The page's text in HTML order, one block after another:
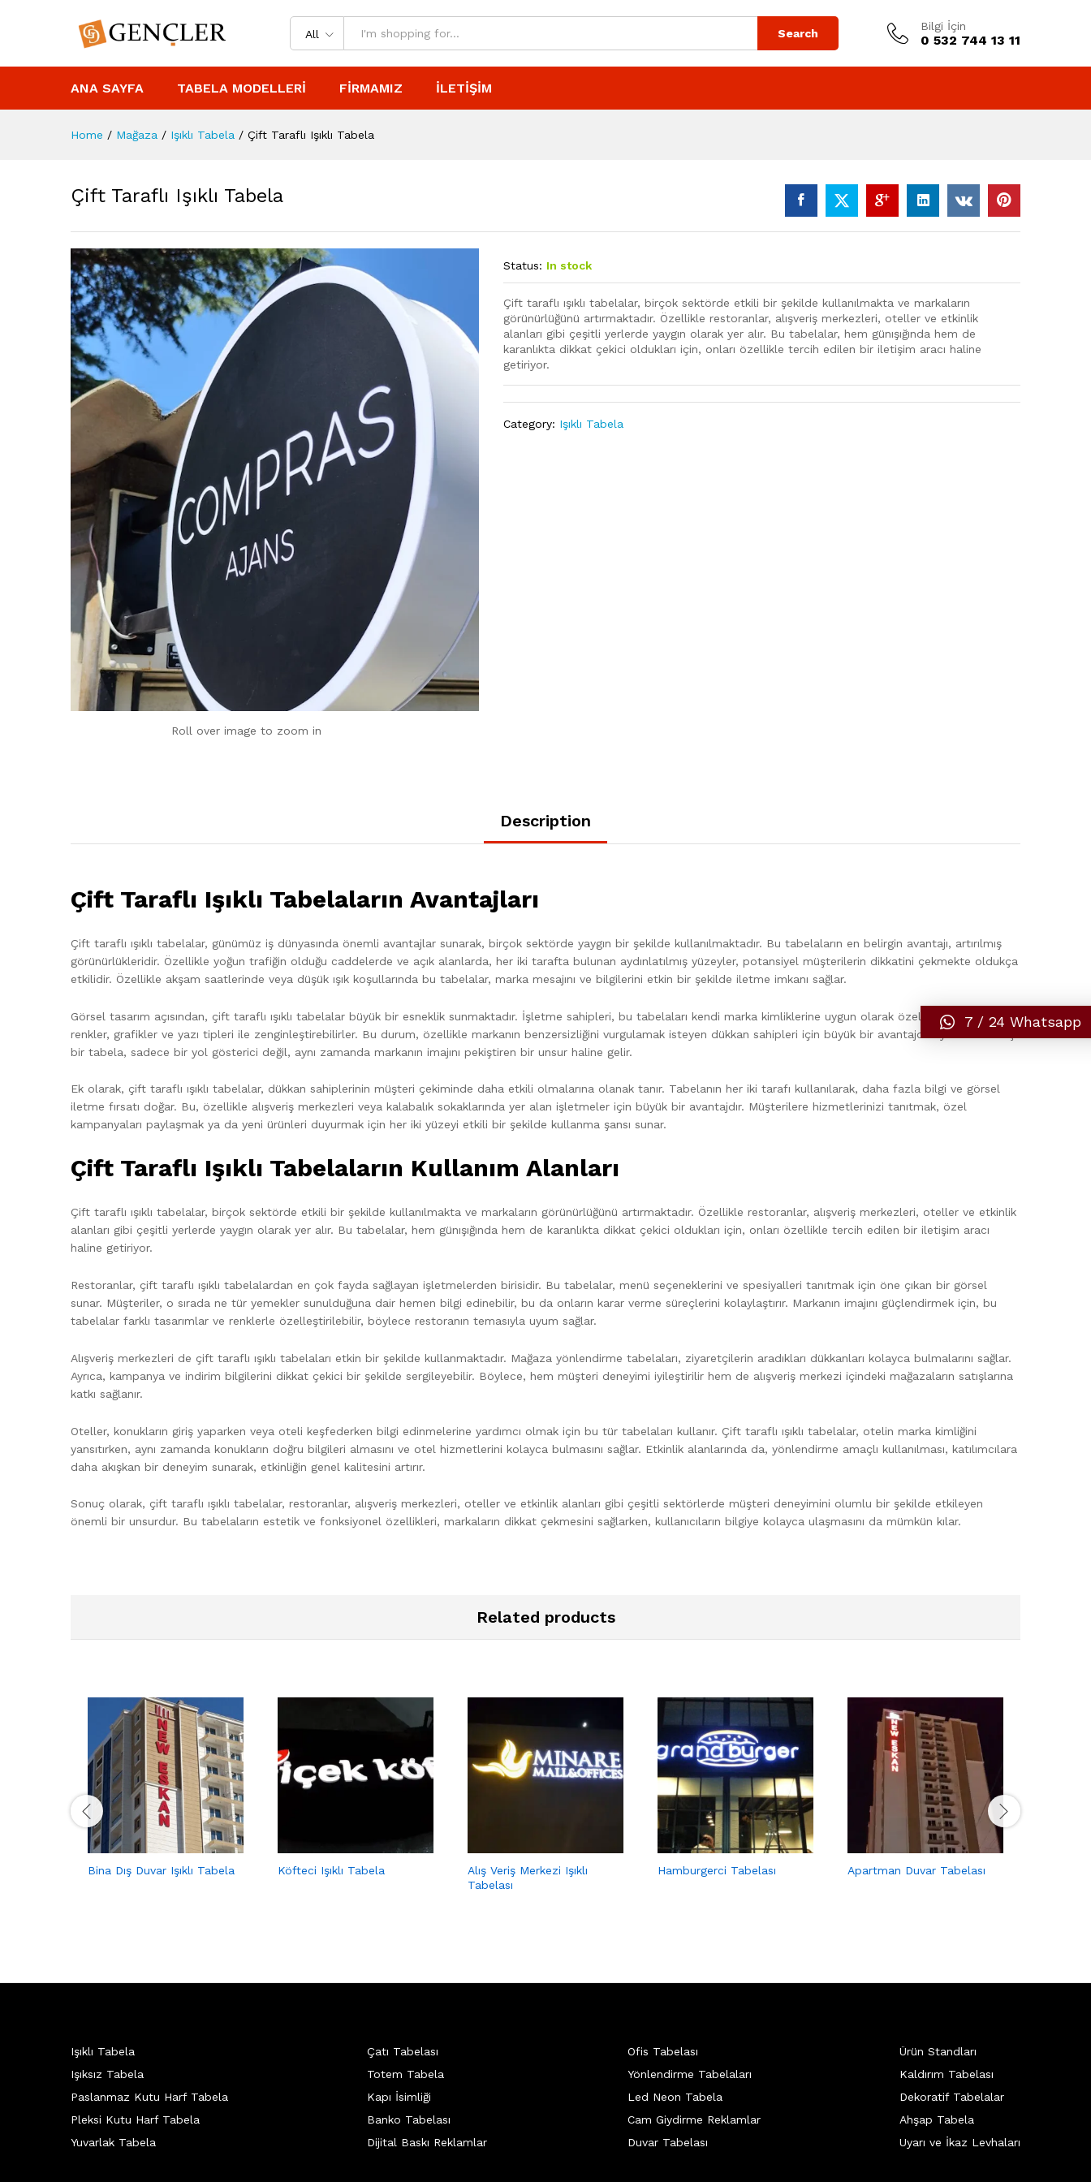
All Search
Bilgi İçin
0 532 744 13 11
ANA SAYFA TABELA MODELLERI FIRMAMIZ İLETIŞIM
Home / Mağaza / Işıklı Tabela / Çift Taraflı Işıklı Tabela
Çift Taraflı Işıklı Tabela
Roll over image to zoom in
Status: In stock
Çift taraflı ışıklı tabelalar, birçok sektörde etkili bir şekilde kullanılmakta ve markaların
görünürlüğünü artırmaktadır. Özellikle restoranlar, alışveriş merkezleri, oteller ve etkinlik
alanları gibi çeşitli yerlerde yaygın olarak yer alır. Bu tabelalar, hem günışığında hem de
karanlıkta dikkat çekici oldukları için, onları özellikle tercih edilen bir iletişim aracı haline
getiriyor.
Category: Işıklı Tabela
Description
Çift Taraflı Işıklı Tabelaların Avantajları
Çift taraflı ışıklı tabelalar, günümüz iş dünyasında önemli avantajlar sunarak, birçok sektörde yaygın bir şekilde kullanılmaktadır. Bu tabelaların en belirgin avantajı, artırılmış
görünürlükleridir. Özellikle yoğun trafiğin olduğu caddelerde ve açık alanlarda, her iki tarafta bulunan aydınlatılmış yüzeyler, potansiyel müşterilerin dikkatini çekmekte oldukça
etkilidir. Özellikle akşam saatlerinde veya düşük ışık koşullarında bu tabelalar, marka mesajını ve bilgilerini etkin bir şekilde iletme imkanı sağlar.
Görsel tasarım açısından, çift taraflı ışıklı tabelalar büyük bir esneklik sunmaktadır. İşletme sahipleri, bu tabelaları kendi marka kimliklerine uygun olarak özelleştirebilir, farklı
renkler, grafikler ve yazı tipleri ile zenginleştirebilirler. Bu durum, özellikle markanın benzersizliğini vurgulamak isteyen dükkan sahipleri için büyük bir avantajdır. İyi tasarlanmış
bir tabela, sadece bir yol gösterici değil, aynı zamanda markanın imajını pekiştiren bir unsur haline gelir.
Ek olarak, çift taraflı ışıklı tabelalar, dükkan sahiplerinin müşteri çekiminde daha etkili olmalarına olanak tanır. Tabelanın her iki tarafı kullanılarak, daha fazla bilgi ve görsel
iletme fırsatı doğar. Bu, özellikle alışveriş merkezleri veya kalabalık sokaklarında yer alan işletmeler için büyük bir avantajdır. Müşterilere hizmetlerinizi tanıtmak, özel
kampanyaları paylaşmak ya da yeni ürünleri duyurmak için her iki yüzeyi etkili bir şekilde kullanma şansı sunar.
Çift Taraflı Işıklı Tabelaların Kullanım Alanları
Çift taraflı ışıklı tabelalar, birçok sektörde etkili bir şekilde kullanılmakta ve markaların görünürlüğünü artırmaktadır. Özellikle restoranlar, alışveriş merkezleri, oteller ve etkinlik
alanları gibi çeşitli yerlerde yaygın olarak yer alır. Bu tabelalar, hem günışığında hem de karanlıkta dikkat çekici oldukları için, onları özellikle tercih edilen bir iletişim aracı
haline getiriyor.
Restoranlar, çift taraflı ışıklı tabelalardan en çok fayda sağlayan işletmelerden birisidir. Bu tabelalar, menü seçeneklerini ve spesiyalleri tanıtmak için öne çıkan bir görsel
sunar. Müşteriler, o sırada ne tür yemekler sunulduğuna dair hemen bilgi edinebilir, bu da onların karar verme süreçlerini kolaylaştırır. Markanın imajını güçlendirmek için, bu
tabelalar farklı tasarımlar ve renklerle özelleştirilebilir, böylece restoranın temasıyla uyum sağlar.
Alışveriş merkezleri de çift taraflı ışıklı tabelaları etkin bir şekilde kullanmaktadır. Mağaza yönlendirme tabelaları, ziyaretçilerin aradıkları dükkanları kolayca bulmalarını sağlar.
Ayrıca, kampanya ve indirim bilgilerini dikkat çekici bir şekilde sergileyebilir. Böylece, hem müşteri deneyimi iyileştirilir hem de alışveriş merkezi içindeki mağazaların satışlarına
katkı sağlanır.
Oteller, konukların giriş yaparken veya oteli keşfederken bilgi edinmelerine yardımcı olmak için bu tür tabelaları kullanır. Çift taraflı ışıklı tabelalar, otelin marka kimliğini
yansıtırken, aynı zamanda konukların doğru bilgileri almasını ve otel hizmetlerini kolayca bulmasını sağlar. Etkinlik alanlarında da, yönlendirme amaçlı kullanılması, katılımcılara
daha akışkan bir deneyim sunarak, etkinliğin genel kalitesini artırır.
Sonuç olarak, çift taraflı ışıklı tabelalar, restoranlar, alışveriş merkezleri, oteller ve etkinlik alanları gibi çeşitli sektörlerde müşteri deneyimini olumlu bir şekilde etkileyen
önemli bir unsurdur. Bu tabelaların estetik ve fonksiyonel özellikleri, markaların dikkat çekmesini sağlarken, kullanıcıların bilgiye kolayca ulaşmasını da mümkün kılar.
Related products
Bina Dış Duvar Işıklı Tabela Köfteci Işıklı Tabela
Alış Veriş Merkezi Işıklı
Tabelası
Hamburgerci Tabelası Apartman Duvar Tabelası
Işıklı Tabela
Işıksız Tabela
Paslanmaz Kutu Harf Tabela
Pleksi Kutu Harf Tabela
Yuvarlak Tabela
Çatı Tabelası
Totem Tabela
Kapı İsimliği
Banko Tabelası
Dijital Baskı Reklamlar
Ofis Tabelası
Yönlendirme Tabelaları
Led Neon Tabela
Cam Giydirme Reklamlar
Duvar Tabelası
Ürün Standları
Kaldırım Tabelası
Dekoratif Tabelalar
Ahşap Tabela
Uyarı ve İkaz Levhaları
7 / 24 Whatsapp